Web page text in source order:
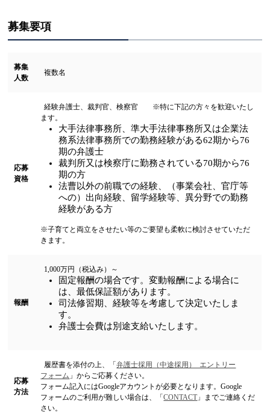
募集要項
募集
人数
複数名
応募
資格
経験弁護士、裁判官、検察官 ※特に下記の方々を歓迎いたし
ます。
大手法律事務所、準大手法律事務所又は企業法
務系法律事務所での勤務経験がある62期から76
期の弁護士
裁判所又は検察庁に勤務されている70期から76
期の方
法曹以外の前職での経験、
（事業会社、官庁等
への）出向経験 、留学経験等、異分野での勤務
経験がある方
※子育てと両立をさせたい等のご要望も柔軟に検討させていただ
きます。
報酬
1,000万円（税込み）～
固定報酬の場合です。変動報酬による場合に
は、最低保証額があります。
司法修習期、経験等を考慮して決定いたしま
す。
弁護士会費は別途支給いたします。
応募
方法
履歴書を添付の上、「弁護士採用（中途採用） エントリー
フォーム 」からご応募ください。
フォーム記入にはGoogleアカウントが必要となります。Google
フォームのご利用が難しい場合は、「CONTACT」までご連絡くだ
さい。